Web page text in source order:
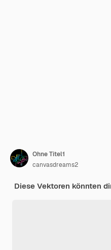
Ohne Titel1
canvasdreams2
Diese Vektoren könnten